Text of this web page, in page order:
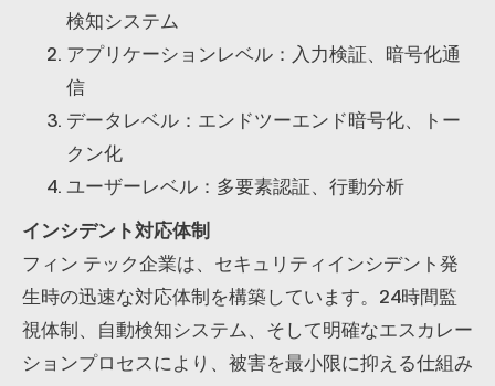
検知システム
アプリケーションレベル：入力検証、暗号化通
信
データレベル：エンドツーエンド暗号化、トー
クン化
ユーザーレベル：多要素認証、行動分析
インシデント対応体制
フィン テック企業は、セキュリティインシデント発
生時の迅速な対応体制を構築しています。24時間監
視体制、自動検知システム、そして明確なエスカレー
ションプロセスにより、被害を最小限に抑える仕組み